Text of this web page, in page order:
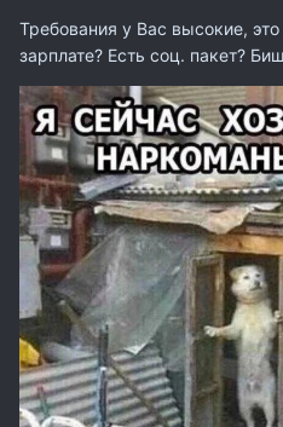
тг@corvettehp
p.s. всяким ебанам которые
писать мне в тг-с
в свою игру!против всех!
Требования у Вас высокие,
зарплате? Есть соц. пакет?